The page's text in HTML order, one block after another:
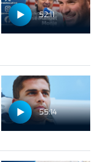
52:11
55:14